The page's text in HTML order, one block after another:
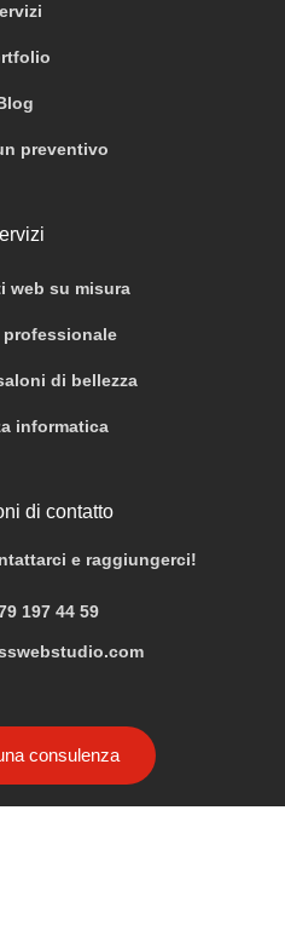
preventivo
web su misura
di bellezza
informatica
di contatto
e raggiungerci!
197 44 59
consulenza